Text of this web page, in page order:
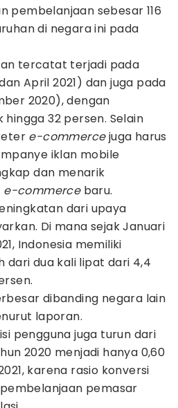
pembelanjaan sebesar 116
di negara ini pada
tercatat terjadi pada
April 2021) dan juga pada
2020), dengan
32 persen. Selain
e-commercejuga harus
iklan mobile
dan menarik
e-commercebaru.
dari upaya
Di mana sejak Januari
Indonesia memiliki
dari dua kali lipat dari 4,4
dibanding negara lain
laporan.
pengguna juga turun dari
2020 menjadi hanya 0,60
karena rasio konversi
pemasar